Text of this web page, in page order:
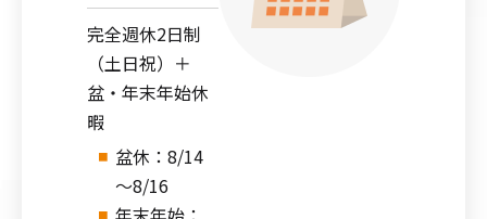
完全週休2日制
（土日祝）＋
盆・年末年始休
暇
盆休：8/14
～8/16